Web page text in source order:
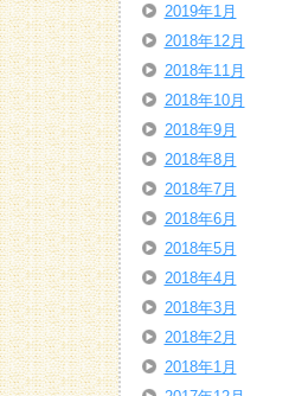
2019年1月
2018年12月
2018年11月
2018年10月
2018年9月
2018年8月
2018年7月
2018年6月
2018年5月
2018年4月
2018年3月
2018年2月
2018年1月